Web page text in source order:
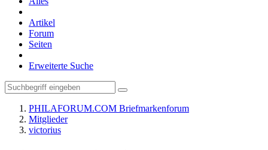
Artikel
Forum
Seiten
Erweiterte Suche
PHILAFORUM.COM Briefmarkenforum
Mitglieder
victorius